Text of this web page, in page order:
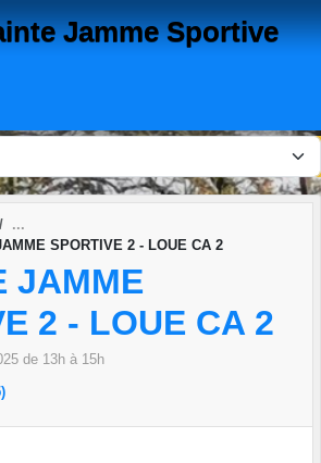
Jamme Sportive
SPORTIVE 2 - LOUE CA 2
JAMME
2 - LOUE CA 2
de 13h à 15h
cookies